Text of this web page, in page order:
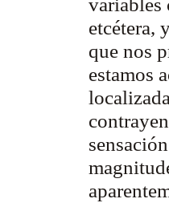
etcétera,
que nos
estamos